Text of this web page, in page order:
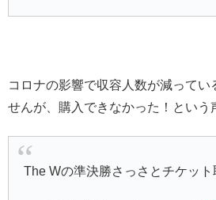
コロナの影響で収容人数が減ってい
せんが、購入できなかった！という
The Wの準決勝さっさとチケット